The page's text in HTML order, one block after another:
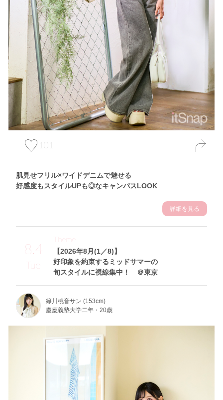
101
肌見せフリル×ワイドデニムで魅せる
好感度もスタイルUPも◎なキャンパスLOOK
詳細を見る
8.4
Tue
【2026年8月(1／8)】
好印象を約束するミッドサマーの
旬スタイルに視線集中！ ＠東京
Theme
篠川桃音サン (153cm)
慶應義塾大学二年・20歳